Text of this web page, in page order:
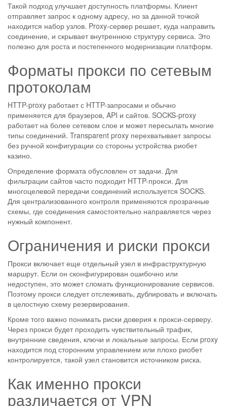
Такой подход улучшает доступность платформы. Клиент
отправляет запрос к одному адресу, но за данной точкой
находится набор узлов. Proxy-сервер решает, куда направить
соединение, и скрывает внутреннюю структуру сервиса. Это
полезно для роста и постепенного модернизации платформ.
Форматы прокси по сетевым
протоколам
HTTP-proxy работает с HTTP-запросами и обычно
применяется для браузеров, API и сайтов. SOCKS-proxy
работает на более сетевом слое и может пересылать многие
типы соединений. Transparent proxy перехватывает запросы
без ручной конфигурации со стороны устройства риобет
казино.
Определение формата обусловлен от задачи. Для
фильтрации сайтов часто подходит HTTP-прокси. Для
многоцелевой передачи соединений используется SOCKS.
Для централизованного контроля применяются прозрачные
схемы, где соединения самостоятельно направляется через
нужный компонент.
Ограничения и риски прокси
Прокси включает еще отдельный узел в инфраструктурную
маршрут. Если он сконфигурирован ошибочно или
недоступен, это может сломать функционирование сервисов.
Поэтому прокси следует отслеживать, дублировать и включать
в целостную схему резервирования.
Кроме того важно понимать риски доверия к прокси-серверу.
Через прокси будет проходить чувствительный трафик,
внутренние сведения, ключи и локальные запросы. Если proxy
находится под сторонним управлением или плохо риобет
контролируется, такой узел становится источником риска.
Как именно прокси
различается от VPN